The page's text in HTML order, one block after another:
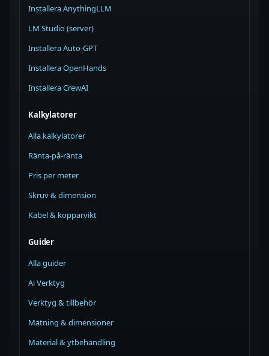
Installera AnythingLLM
LM Studio (server)
Installera Auto-GPT
Installera OpenHands
Installera CrewAI
Kalkylatorer
Alla kalkylatorer
Ränta-på-ränta
Pris per meter
Skruv & dimension
Kabel & kopparvikt
Guider
Alla guider
Ai Verktyg
Verktyg & tillbehör
Mätning & dimensioner
Material & ytbehandling